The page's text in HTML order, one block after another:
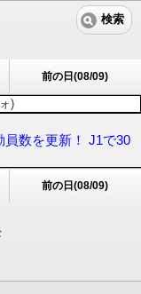
検索
前の日(08/09)
)
員数を更新！ J1で30
前の日(08/09)